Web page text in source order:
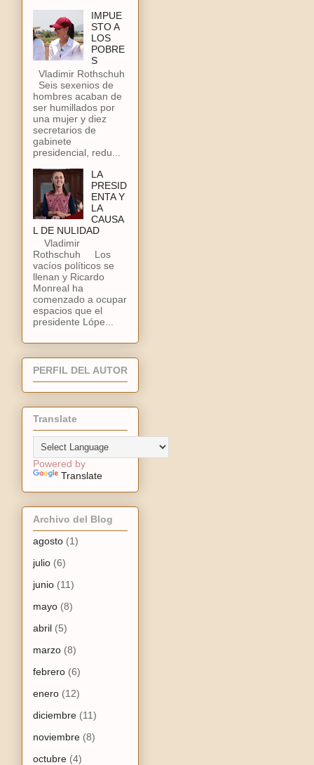
IMPUE
STO A
LOS
POBRE
S
Vladimir Rothschuh
Seis sexenios de
hombres acaban de
ser humillados por
una mujer y diez
secretarios de
gabinete
presidencial, redu...
LA
PRESID
ENTA Y
LA
CAUSA
L DE NULIDAD
Vladimir
Rothschuh Los
vacíos políticos se
llenan y Ricardo
Monreal ha
comenzado a ocupar
espacios que el
presidente Lópe...
PERFIL DEL AUTOR
Translate
Powered by
Translate
Archivo del Blog
agosto (1)
julio (6)
junio (11)
mayo (8)
abril (5)
marzo (8)
febrero (6)
enero (12)
diciembre (11)
noviembre (8)
octubre (4)